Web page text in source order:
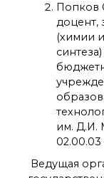
Аддитивные
технологии
Электронная
микроскопия
Награды
ИОХ РАН
Мероприятия
Конференции
Журналы
проекты России
Попков
доцент,
(химии
им. Д.И.
Ведущая